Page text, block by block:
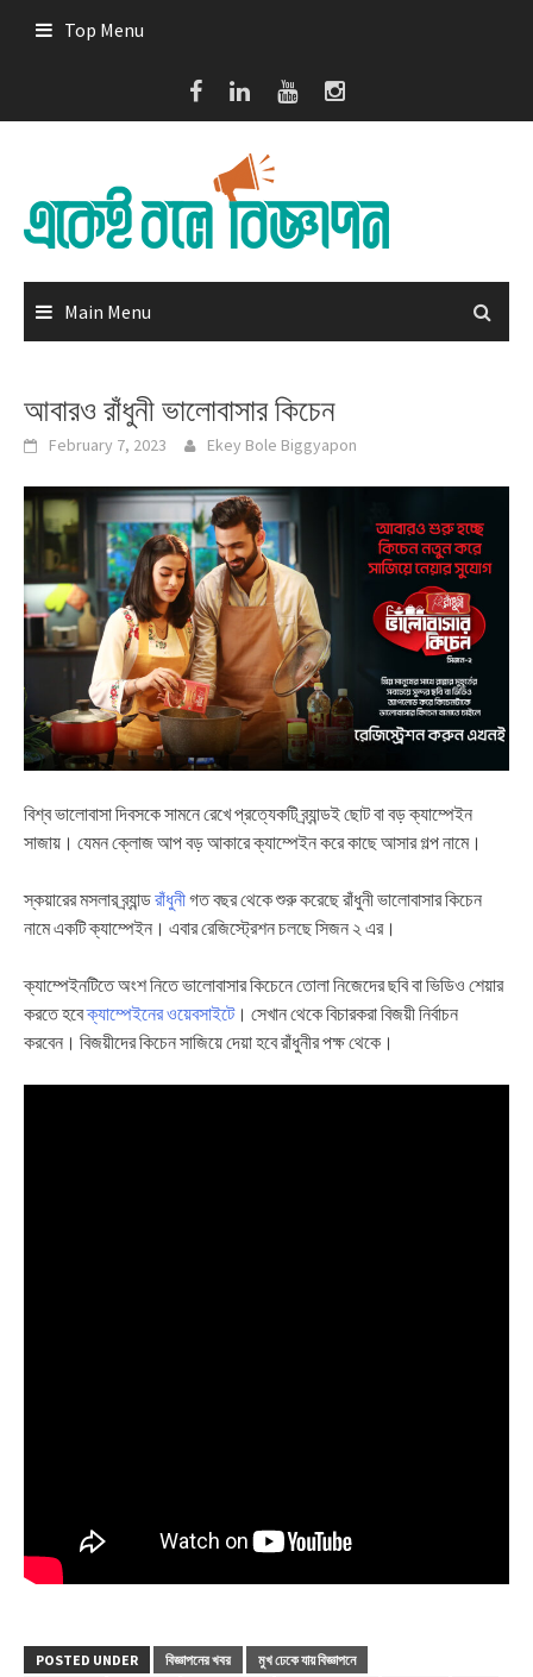
Top Menu
Main Menu
আবারও রাঁধুনী ভালোবাসার কিচেন
February 7, 2023 Ekey Bole Biggyapon
বিশ্ব ভালোবাসা দিবসকে সামনে রেখে প্রত্যেকটি ব্র্যান্ডই ছোট বা বড় ক্যাম্পেইন
সাজায়। যেমন ক্লোজ আপ বড় আকারে ক্যাম্পেইন করে কাছে আসার গল্প নামে।
স্কয়ারের মসলার ব্র্যান্ডরাঁধুনীগত বছর থেকে শুরু করেছে রাঁধুনী ভালোবাসার কিচেন
নামে একটি ক্যাম্পেইন। এবার রেজিস্ট্রেশন চলছে সিজন ২ এর।
ক্যাম্পেইনটিতে অংশ নিতে ভালোবাসার কিচেনে তোলা নিজেদের ছবি বা ভিডিও শেয়ার
করতে হবেক্যাম্পেইনের ওয়েবসাইটে। সেখান থেকে বিচারকরা বিজয়ী নির্বাচন
করবেন। বিজয়ীদের কিচেন সাজিয়ে দেয়া হবে রাঁধুনীর পক্ষ থেকে।
POSTED UNDER বিজ্ঞাপনের খবর
মুখ ঢেকে যায় বিজ্ঞাপনে